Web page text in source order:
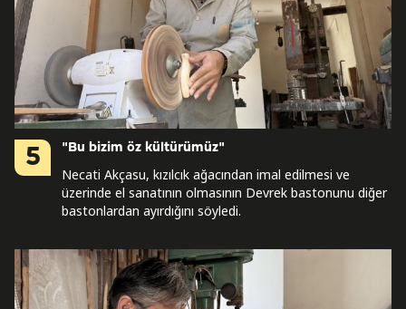
5 "Bu bizim öz kültürümüz"
Necati Akçasu, kızılcık ağacından imal edilmesi ve
üzerinde el sanatının olmasının Devrek bastonunu diğer
bastonlardan ayırdığını söyledi.